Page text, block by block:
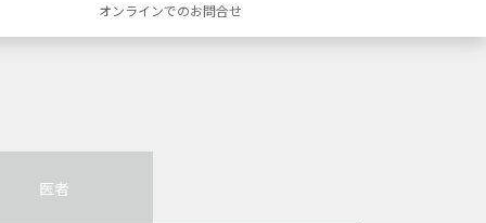
オンラインでのお問合せ
医者